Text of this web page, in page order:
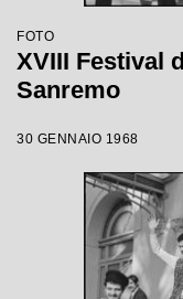
FOTO
XVIII Festival
Sanremo
30 GENNAIO 1968